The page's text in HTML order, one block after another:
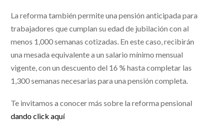
La reforma también permite una pensión anticipada para
trabajadores que cumplan su edad de jubilación con al
menos 1,000 semanas cotizadas. En este caso, recibirán
una mesada equivalente a un salario mínimo mensual
vigente, con un descuento del 16 % hasta completar las
1,300 semanas necesarias para una pensión completa.
Te invitamos a conocer más sobre la reforma pensional
dando click aquí